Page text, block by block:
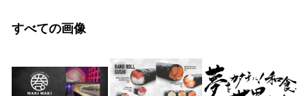
すべての画像